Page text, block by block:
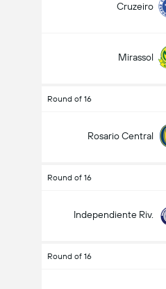
Cruzeiro
Mirassol
Round of 16
Rosario Central
Round of 16
Independiente Riv.
Round of 16